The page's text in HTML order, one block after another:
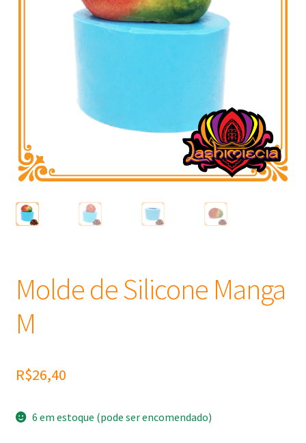
Matéria Prima
Corante, Pigmento e Óxido
Manteiga
Óleos
Molde de Silicone Manga
M
R$26,40
6 em estoque (pode ser encomendado)